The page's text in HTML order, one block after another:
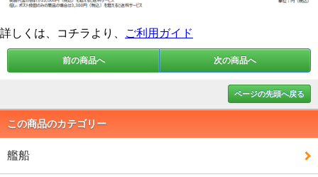
詳しくは、コチラより、 ご利用ガイド
前の商品へ 次の商品へ
ページの先頭へ戻る
この商品のカテゴリー
艦船